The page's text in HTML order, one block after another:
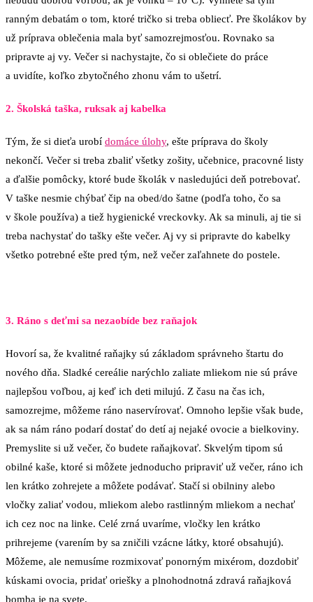
ranným debatám o tom, ktoré tričko si treba obliecť. Pre školákov by
už príprava oblečenia mala byť samozrejmosťou. Rovnako sa
pripravte aj vy. Večer si nachystajte, čo si oblečiete do práce
a uvidíte, koľko zbytočného zhonu vám to ušetrí.
2. Školská taška, ruksak aj kabelka
Tým, že si dieťa urobí domáce úlohy, ešte príprava do školy
nekončí. Večer si treba zbaliť všetky zošity, učebnice, pracovné listy
a ďalšie pomôcky, ktoré bude školák v nasledujúci deň potrebovať.
V taške nesmie chýbať čip na obed/do šatne (podľa toho, čo sa
v škole používa) a tiež hygienické vreckovky. Ak sa minuli, aj tie si
treba nachystať do tašky ešte večer. Aj vy si pripravte do kabelky
všetko potrebné ešte pred tým, než večer zaľahnete do postele.
3. Ráno s deťmi sa nezaobíde bez raňajok
Hovorí sa, že kvalitné raňajky sú základom správneho štartu do
nového dňa. Sladké cereálie narýchlo zaliate mliekom nie sú práve
najlepšou voľbou, aj keď ich deti milujú. Z času na čas ich,
samozrejme, môžeme ráno naservírovať. Omnoho lepšie však bude,
ak sa nám ráno podarí dostať do detí aj nejaké ovocie a bielkoviny.
Premyslite si už večer, čo budete raňajkovať. Skvelým tipom sú
obilné kaše, ktoré si môžete jednoducho pripraviť už večer, ráno ich
len krátko zohrejete a môžete podávať. Stačí si obilniny alebo
vločky zaliať vodou, mliekom alebo rastlinným mliekom a nechať
ich cez noc na linke. Celé zrná uvaríme, vločky len krátko
prihrejeme (varením by sa zničili vzácne látky, ktoré obsahujú).
Môžeme, ale nemusíme rozmixovať ponorným mixérom, dozdobiť
kúskami ovocia, pridať oriešky a plnohodnotná zdravá raňajková
bomba je na svete.